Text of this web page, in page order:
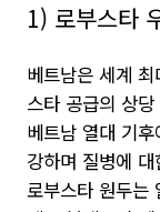
1) 로부스타
베트남은 세계
스타 공급의 상
베트남 열대 기
강하며 질병에
로부스타 원두는